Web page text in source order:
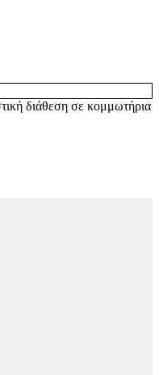
διάθεση σε κομμωτήρια